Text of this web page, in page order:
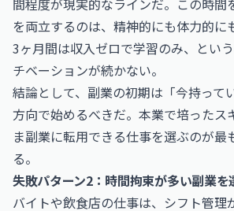
間程度が現実的なラインだ。この時間
を両立するのは、精神的にも体力的に
3ヶ月間は収入ゼロで学習のみ、とい
チベーションが続かない。
結論として、副業の初期は「今持って
方向で始めるべきだ。本業で培ったス
ま副業に転用できる仕事を選ぶのが最
る。
失敗パターン2：時間拘束が多い副業を
バイトや飲食店の仕事は、シフト管理